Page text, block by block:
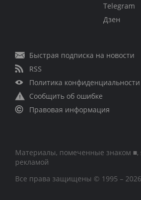
Telegram
Дзен
Быстрая подписка на новости
RSS
Политика конфиденциальности
Сообщить об ошибке
Правовая информация
Материалы, помеченные знаком ■,
рекламой
Все права защищены © 1995 – 2026